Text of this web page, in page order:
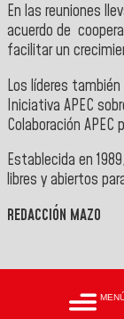
En las reuniones
acuerdo de
facilitar un
Los líderes
Iniciativa APEC
Colaboración
Establecida en
libres y abiertos
REDACCIÓN MAZO